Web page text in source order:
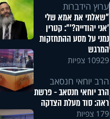
ערוץ הידברות
"שאלתי את אמא שלי
'אני יהודייה?'": קטרין
נמני על מסע ההתחזקות
המרגש
10929 צפיות
הרב יוחאי חנסאב
הרב יוחאי חנסאב - פרשת
ראה: סוד מעלת הצדקה
179 צפיות